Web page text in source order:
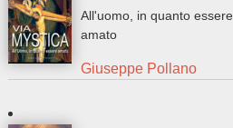
All'uomo, in quanto essere
amato
Giuseppe Pollano